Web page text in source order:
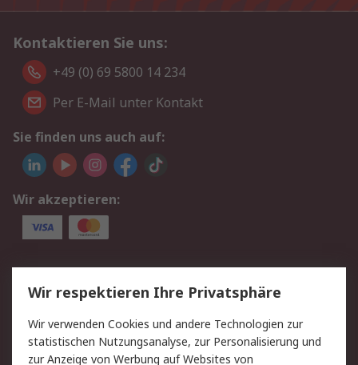
Kontaktieren Sie uns:
+49 (0) 69 5800 14 234
Per E-Mail unter Kontakt
Sie finden uns auch auf:
Wir akzeptieren:
Service
Value Added Services
Lieferlösungen
Rücksendungen
Kontakt
Hilfe
Privatkunden
Wir respektieren Ihre Privatsphäre
Wir verwenden Cookies und andere Technologien zur
statistischen Nutzungsanalyse, zur Personalisierung und
zur Anzeige von Werbung auf Websites von